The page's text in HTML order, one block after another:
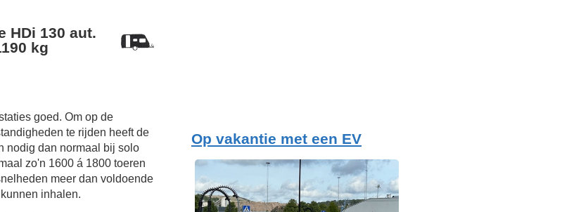
HDi 130 aut.
kg
goed. Om op de
te rijden heeft de
nodig dan normaal bij solo
zo'n 1600 á 1800 toeren
meer dan voldoende
inhalen.
Op vakantie met een EV